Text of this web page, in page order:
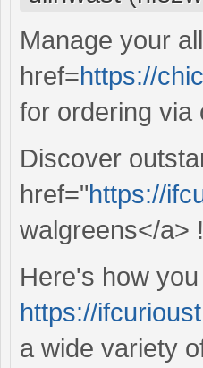
Manage your
href=https://
for ordering via
Discover
href="https://
walgreens</a>
Here's how
https://
a wide variety